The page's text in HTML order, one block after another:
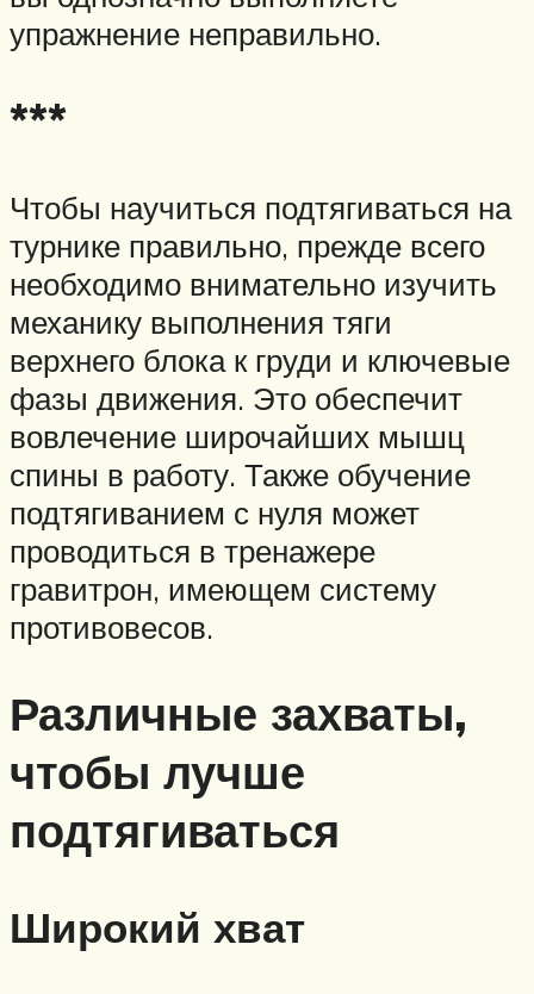
упражнение неправильно.
***
Чтобы научиться подтягиваться на
турнике правильно, прежде всего
необходимо внимательно изучить
механику выполнения тяги
верхнего блока к груди и ключевые
фазы движения. Это обеспечит
вовлечение широчайших мышц
спины в работу. Также обучение
подтягиванием с нуля может
проводиться в тренажере
гравитрон, имеющем систему
противовесов.
Различные захваты,
чтобы лучше
подтягиваться
Широкий хват